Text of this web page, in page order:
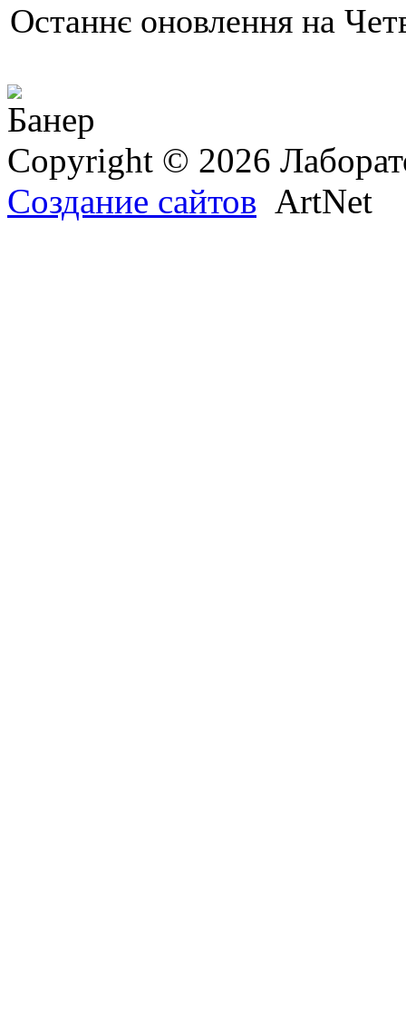
Останнє оновлення на
Copyright © 2026
Создание сайтов ArtNet